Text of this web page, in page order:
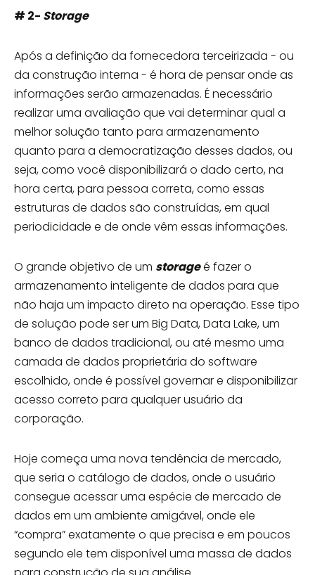
# 2- Storage
Após a definição da fornecedora terceirizada - ou
da construção interna - é hora de pensar onde as
informações serão armazenadas. É necessário
realizar uma avaliação que vai determinar qual a
melhor solução tanto para armazenamento
quanto para a democratização desses dados, ou
seja, como você disponibilizará o dado certo, na
hora certa, para pessoa correta, como essas
estruturas de dados são construídas, em qual
periodicidade e de onde vêm essas informações.
O grande objetivo de um storageé fazer o
armazenamento inteligente de dados para que
não haja um impacto direto na operação. Esse tipo
de solução pode ser um Big Data, Data Lake, um
banco de dados tradicional, ou até mesmo uma
camada de dados proprietária do software
escolhido, onde é possível governar e disponibilizar
acesso correto para qualquer usuário da
corporação.
Hoje começa uma nova tendência de mercado,
que seria o catálogo de dados, onde o usuário
consegue acessar uma espécie de mercado de
dados em um ambiente amigável, onde ele
“compra” exatamente o que precisa e em poucos
segundo ele tem disponível uma massa de dados